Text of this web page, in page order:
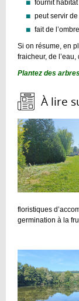
fournit
peut servir
fait de
Si on résume, en
fraicheur, de l’eau,
Plantez des
À lire
floristiques
germination à la